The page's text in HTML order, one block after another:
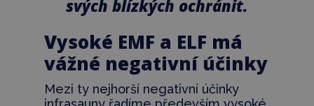
svých blízkých ochránit.
Vysoké EMF a ELF má
vážné negativní účinky
Mezi ty nejhorší negativní účinky